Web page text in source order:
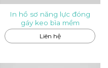
In hồ sơ năng lực đóng
gáy keo bìa mềm
Liên hệ